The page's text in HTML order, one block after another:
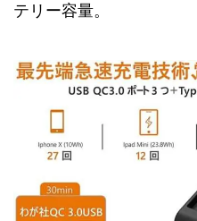
テリー容量。